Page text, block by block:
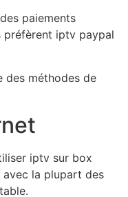
paiements
préfèrent iptv paypal
des méthodes de
iptv sur box
avec la plupart des